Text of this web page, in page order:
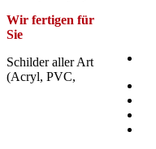
Wir fertigen für
Sie
Schilder aller Art
(Acryl, PVC,